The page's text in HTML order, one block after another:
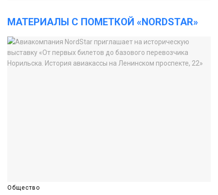
МАТЕРИАЛЫ С ПОМЕТКОЙ «NORDSTAR»
Общество